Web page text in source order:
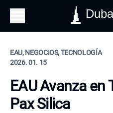
EAU, NEGOCIOS, TECNOLOGÍA
2026. 01. 15
EAU Avanza
Pax Silica